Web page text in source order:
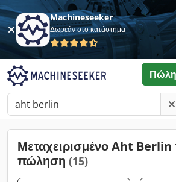
Machineseeker
Δωρεάν στο κατάστημα
Μεταχειρισμένο Aht
πώληση (15)